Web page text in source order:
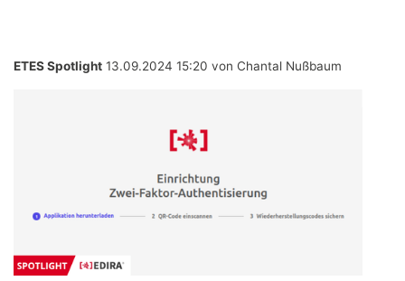
ETES Spotlight 13.09.2024 15:20 von Chantal Nußbaum